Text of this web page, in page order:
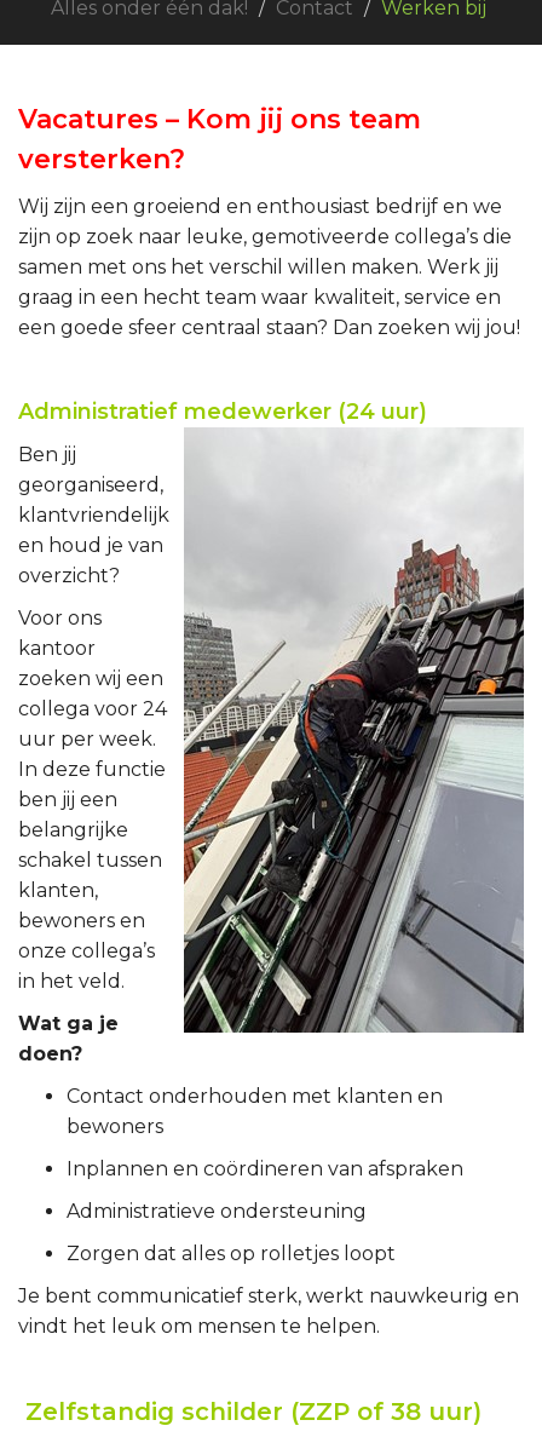
Alles onder één dak! Contact Werken bij
Vacatures – Kom jij ons team
versterken?
Wij zijn een groeiend en enthousiast bedrijf en we
zijn op zoek naar leuke, gemotiveerde collega’s die
samen met ons het verschil willen maken. Werk jij
graag in een hecht team waar kwaliteit, service en
een goede sfeer centraal staan? Dan zoeken wij jou!
Administratief medewerker (24 uur)
Ben jij
georganiseerd,
klantvriendelijk
en houd je van
overzicht?
Voor ons
kantoor
zoeken wij een
collega voor 24
uur per week.
In deze functie
ben jij een
belangrijke
schakel tussen
klanten,
bewoners en
onze collega’s
in het veld.
Wat ga je
doen?
Contact onderhouden met klanten en
bewoners
Inplannen en coördineren van afspraken
Administratieve ondersteuning
Zorgen dat alles op rolletjes loopt
Je bent communicatief sterk, werkt nauwkeurig en
vindt het leuk om mensen te helpen.
Zelfstandig schilder (ZZP of 38 uur)